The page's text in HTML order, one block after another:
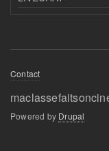
Footer
Contact
Powered by Drupal